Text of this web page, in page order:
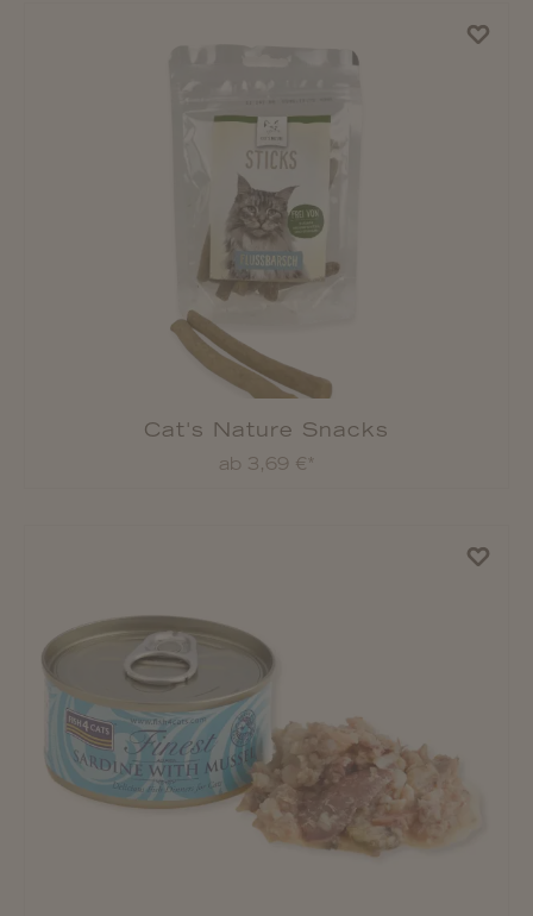
Cat's Nature Snacks
ab 3,69 €*